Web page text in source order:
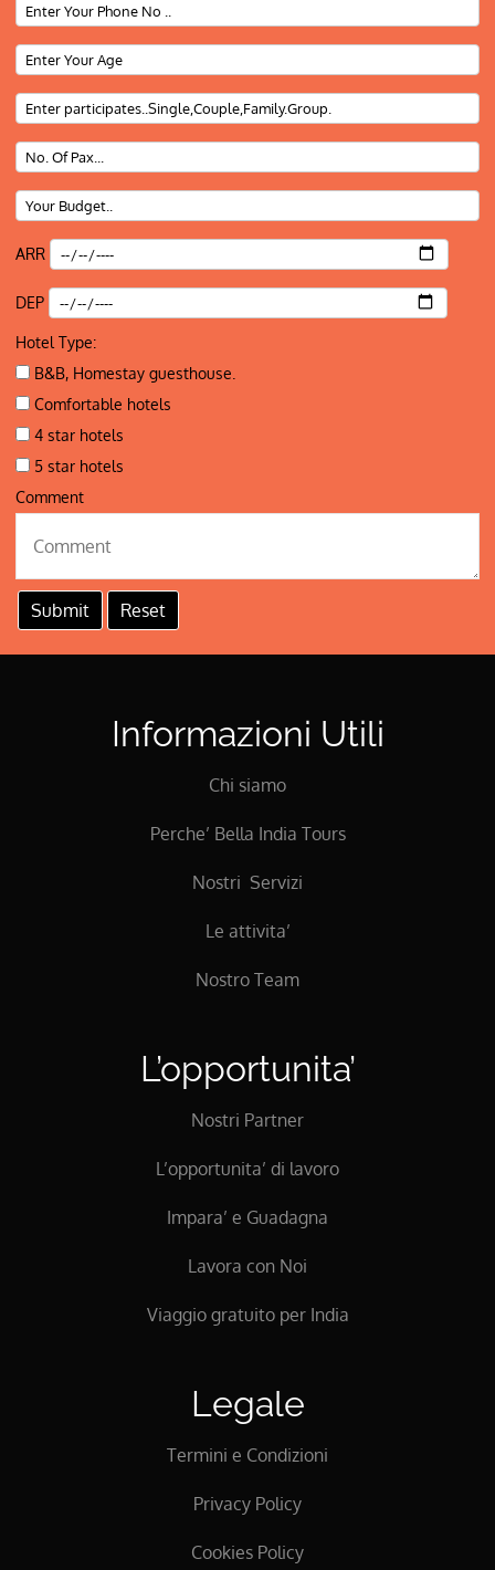
ARR
DEP
Hotel Type:
B&B, Homestay guesthouse.
Comfortable hotels
4 star hotels
5 star hotels
Comment
Informazioni Utili
Chi siamo
Perche’ Bella India Tours
Nostri Servizi
Le attivita’
Nostro Team
L’opportunita’
Nostri Partner
L’opportunita’ di lavoro
Impara’ e Guadagna
Lavora con Noi
Viaggio gratuito per India
Legale
Termini e Condizioni
Privacy Policy
Cookies Policy